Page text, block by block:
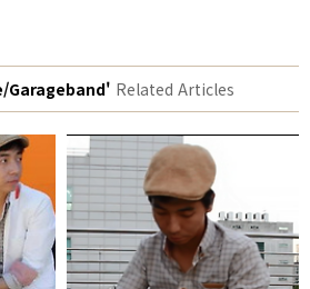
Garageband' Related Articles